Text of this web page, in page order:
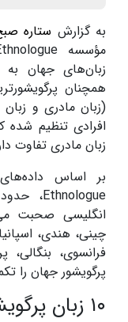
به گزارش ستاره
زبان‌های جهان
همچنان
(زبان مادری و
افرادی تنظیم
زبان مادری تفاوت
انگلیسی صحبت
چینی، هندی،
پرگویشور جهان را
۱۰ زبان پرگویشور جهان در سال ۲۰۲۶